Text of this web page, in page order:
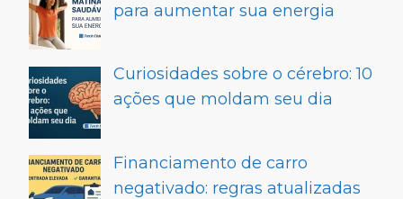
para aumentar sua energia
Curiosidades sobre o cérebro: 10
ações que moldam seu dia
Financiamento de carro
negativado: regras atualizadas